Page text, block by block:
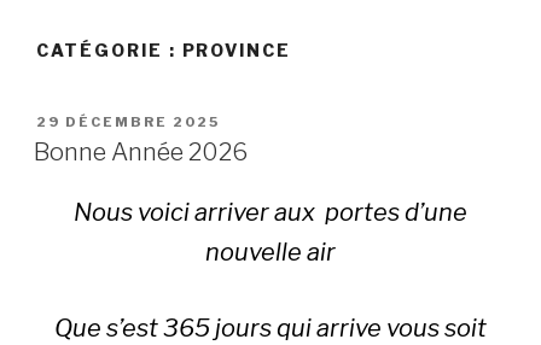
CATÉGORIE : PROVINCE
POSTED
ON
29 DÉCEMBRE 2025
Bonne Année 2026
Nous voici arriver aux portes d’une
nouvelle air
Que s’est 365 jours qui arrive vous soit